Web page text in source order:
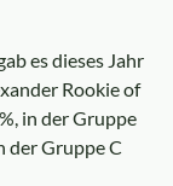
es dieses Jahr
Rookie of
in der Gruppe
der Gruppe C